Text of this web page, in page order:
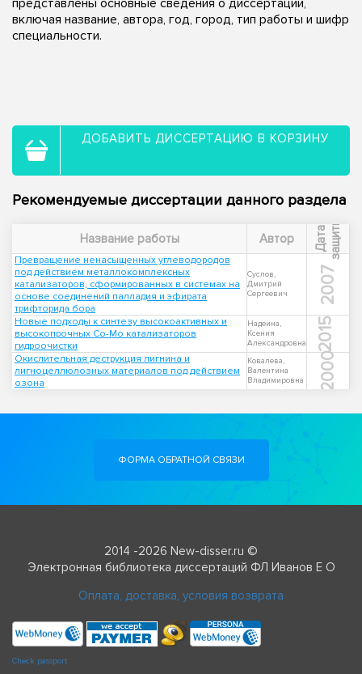
включая название, автора, год, город, тип работы и шифр
специальности.
ДОБАВИТЬ ДИССЕРТАЦИЮ В КОРЗИНУ
Рекомендуемые диссертации данного раздела
Название работы Автор Д
а
т
а
з
а
щ
и
т ы
Превращение ненасыщенных углеводородов
под действием металлокомплексных
катализаторов, сформированных в системах на
основе соединений палладия и эфирата
трифторида бора
Суслов,
Дмитрий
Сергеевич
2007
Новые подходы к синтезу высокоактивных и
высокопрочных Co-Mo катализаторов
гидроочистки
Надеина,
Ксения
Александровна
2015
Окислительная деструкция лигнина и
лигноцеллюлозных материалов под действием
озона
Ковалева,
Валентина
Владимировна
2000
ФОРМА ОБРАТНОЙ СВЯЗИ
2014 -2026 New-disser.ru ©
Электронная библиотека диссертаций ФЛ Иванов Е О
Оплата, доставка, условия возврата
Check passport